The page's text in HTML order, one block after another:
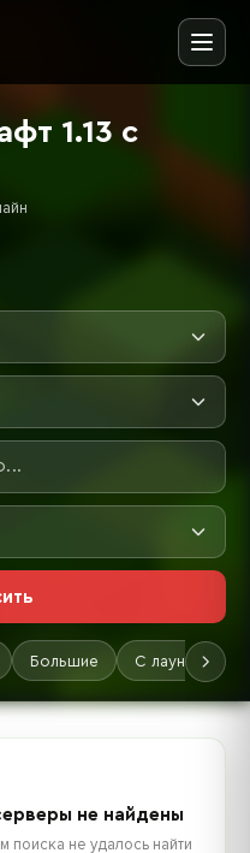
1.13 с
Большие С лаунчером
не найдены
не удалось найти